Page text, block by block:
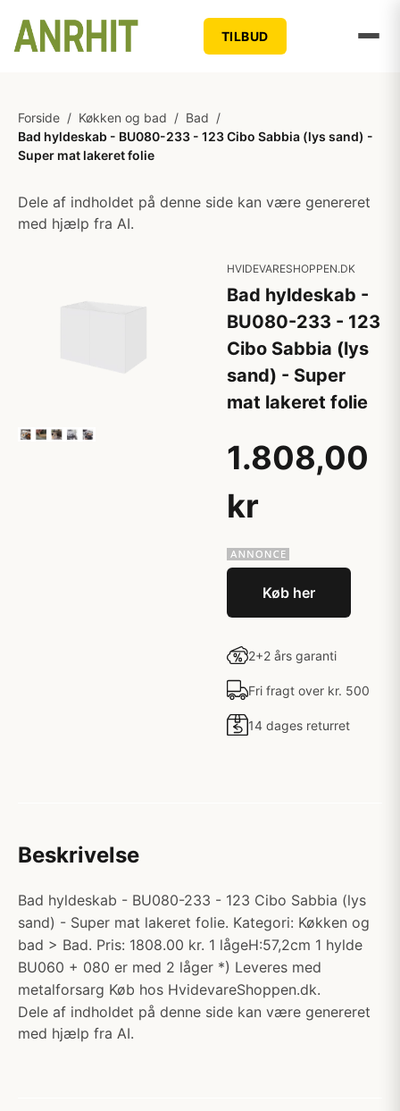
TILBUD
Forside / Køkken og bad / Bad /
Bad hyldeskab - BU080-233 - 123 Cibo Sabbia (lys sand) -
Super mat lakeret folie
Dele af indholdet på denne side kan være genereret
med hjælp fra AI.
HVIDEVARESHOPPEN.DK
Bad hyldeskab -
BU080-233 - 123
Cibo Sabbia (lys
sand) - Super
mat lakeret folie
1.808,00
kr
Køb her
2+2 års garanti
Fri fragt over kr. 500
14 dages returret
Beskrivelse
Bad hyldeskab - BU080-233 - 123 Cibo Sabbia (lys
sand) - Super mat lakeret folie. Kategori: Køkken og
bad > Bad. Pris: 1808.00 kr. 1 lågeH:57,2cm 1 hylde
BU060 + 080 er med 2 låger *) Leveres med
metalforsarg Køb hos HvidevareShoppen.dk.
Dele af indholdet på denne side kan være genereret
med hjælp fra AI.